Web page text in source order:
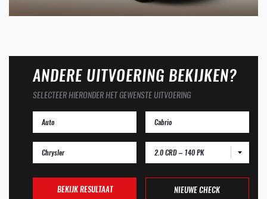
ANDERE UITVOERING BEKIJKEN?
SELECTEER HIERONDER HET GEWENSTE UITVOERING
2.0 CRD – 140 PK
BEKIJK RESULTAAT NIEUWE CHECK